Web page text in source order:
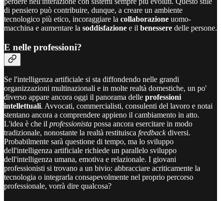
di pensiero può contribuire, dunque, a creare un ambiente
tecnologico più etico, incoraggiare la collaborazione uomo-
macchina e aumentare la soddisfazione e il benessere delle persone.
E nelle professioni?
Se l'intelligenza artificiale si sta diffondendo nelle grandi
organizzazioni multinazionali e in molte realtà domestiche, un po'
diverso appare ancora oggi il panorama delle professioni
intellettuali. Avvocati, commercialisti, consulenti del lavoro e notai
stentano ancora a comprendere appieno il cambiamento in atto.
L'idea è che il professionista possa ancora esercitare in modo
tradizionale, nonostante la realtà restituisca feedbackdiversi.
Probabilmente sarà questione di tempo, ma lo sviluppo
dell'intelligenza artificiale richiede un parallelo sviluppo
dell'intelligenza umana, emotiva e relazionale. I giovani
professionisti si trovano a un bivio: abbracciare acriticamente la
tecnologia o integrarla consapevolmente nel proprio percorso
professionale, vorrà dire qualcosa?